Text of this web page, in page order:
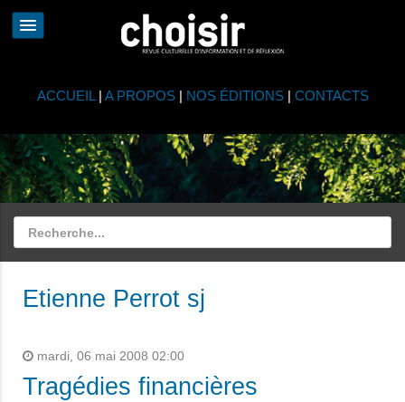
ACCUEIL | A PROPOS| NOS ÉDITIONS| CONTACTS
Etienne Perrot sj
mardi, 06 mai 2008 02:00
Tragédies financières